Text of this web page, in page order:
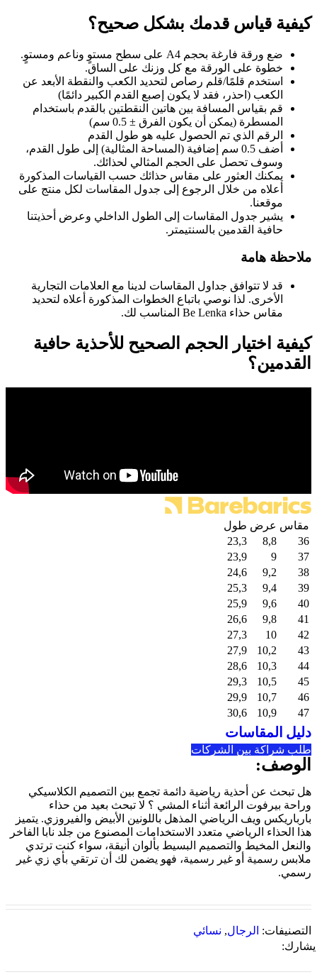
كيفية قياس قدمك بشكل صحيح؟
ضع ورقة فارغة بحجم A4 على سطح مستوٍ وناعم ومستوٍ.
خطوة على الورقة مع كل وزنك على الساق.
استخدم قلمًا/قلم رصاص لتحديد الكعب والنقطة الأبعد عن
الكعب (احذر، فقد لا يكون إصبع القدم الكبير دائمًا)
قم بقياس المسافة بين هاتين النقطتين بالقدم باستخدام
المسطرة (يمكن أن يكون الفرق ± 0.5 سم)
الرقم الذي تم الحصول عليه هو طول القدم
أضف 0.5 سم إضافية (المساحة المثالية) إلى طول القدم،
وسوف تحصل على الحجم المثالي لحذائك.
يمكنك العثور على مقاس حذائك حسب القياسات المذكورة
أعلاه من خلال الرجوع إلى جدول المقاسات لكل منتج على
موقعنا.
يشير جدول المقاسات إلى الطول الداخلي وعرض أحذيتنا
حافية القدمين بالسنتيمتر.
ملاحظة هامة
قد لا تتوافق جداول المقاسات لدينا مع العلامات التجارية
الأخرى. لذا نوصي باتباع الخطوات المذكورة أعلاه لتحديد
مقاس حذاء Be Lenka المناسب لك.
كيفية اختيار الحجم الصحيح للأحذية حافية
القدمين؟
مقاس عرض طول
36
8,8
23,3
37
9
23,9
38
9,2
24,6
39
9,4
25,3
40
9,6
25,9
41
9,8
26,6
42
10
27,3
43
10,2
27,9
44
10,3
28,6
45
10,5
29,3
46
10,7
29,9
47
10,9
30,6
دليل المقاسات
طلب شراكة بين الشركات
الوصف:
هل تبحث عن أحذية رياضية دائمة تجمع بين التصميم الكلاسيكي
وراحة بيرفوت الرائعة أثناء المشي ؟ لا تبحث بعيد من حذاء
بارباريكس ويف الرياضي المذهل باللونين الأبيض والفيروزي. يتميز
هذا الحذاء الرياضي متعدد الاستخدامات المصنوع من جلد نابا الفاخر
والنعل المخيط والتصميم البسيط بألوان أنيقة، سواء كنت ترتدي
ملابس رسمية أو غير رسمية، فهو يضمن لك أن ترتقي بأي زي غير
رسمي.
التصنيفات: الرجال, نسائي
يشارك: